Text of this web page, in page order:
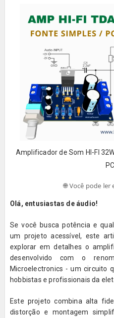
Amplificador de Som HI-FI
PCI
🌐 Você pode
Olá, entusiastas de áudio!
Se você busca potência e
um projeto acessível, este
explorar em detalhes o
desenvolvido com o
Microelectronics - um circuito
hobbistas e profissionais da
Este projeto combina alta
distorção e montagem